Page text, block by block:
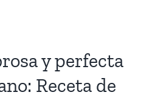
y perfecta
Receta de